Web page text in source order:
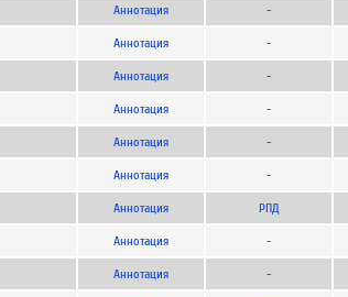
Аннотация -
Аннотация -
Аннотация -
Аннотация -
Аннотация -
Аннотация -
Аннотация РПД
Аннотация -
Аннотация -